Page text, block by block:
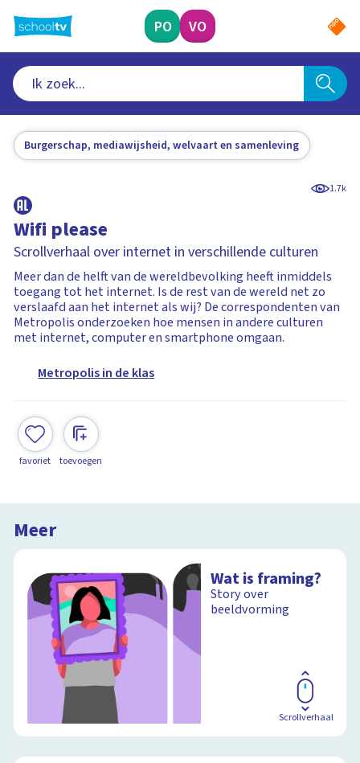
naar
hoofdinhoud
PO VO
Burgerschap, mediawijsheid, welvaart en samenleving
1.7k
Wifi please
Scrollverhaal over internet in verschillende culturen
Meer dan de helft van de wereldbevolking heeft inmiddels
toegang tot het internet. Is de rest van de wereld net zo
verslaafd aan het internet als wij? De correspondenten van
Metropolis onderzoeken hoe mensen in andere culturen
met internet, computer en smartphone omgaan.
Metropolis in de klas
favoriet toevoegen
Meer
Wat is framing?
Story over
beeldvorming
Scrollverhaal